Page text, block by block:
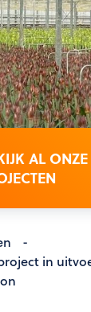
AL ONZE
-
in